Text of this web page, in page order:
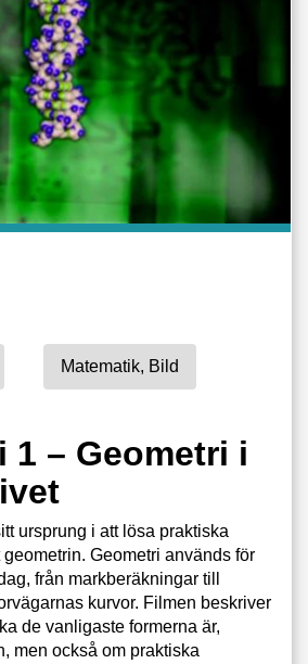
Matematik, Bild
1 – Geometri i
ursprung i att lösa praktiska
Geometri används för
från markberäkningar till
kurvor. Filmen beskriver
de vanligaste formerna är,
men också om praktiska